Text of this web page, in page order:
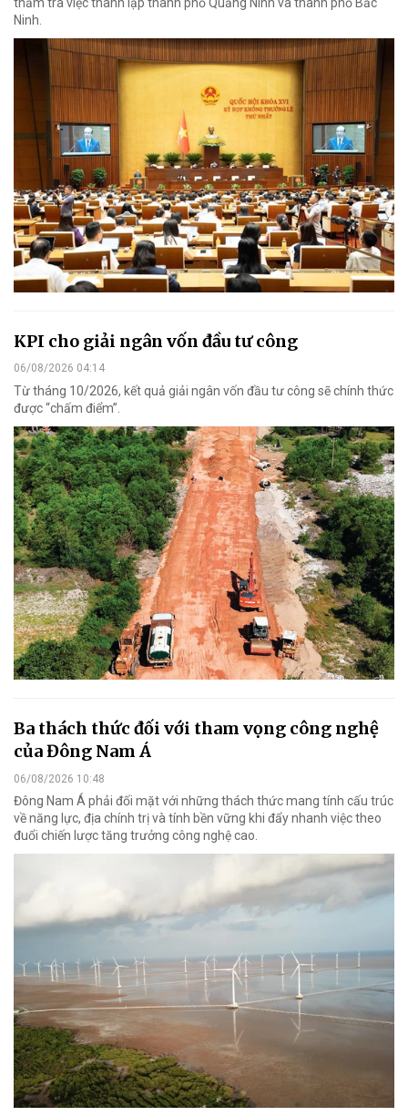
Ninh.
KPI cho giải ngân vốn đầu tư công
06/08/2026 04:14
Từ tháng 10/2026, kết quả giải ngân vốn đầu tư công sẽ chính thức
được “chấm điểm”.
Ba thách thức đối với tham vọng công nghệ
của Đông Nam Á
06/08/2026 10:48
Đông Nam Á phải đối mặt với những thách thức mang tính cấu trúc
về năng lực, địa chính trị và tính bền vững khi đẩy nhanh việc theo
đuổi chiến lược tăng trưởng công nghệ cao.